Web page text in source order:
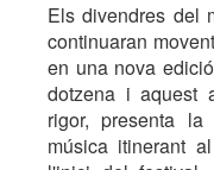
Els divendres del
continuaran
en una nova
dotzena i aquest
rigor, presenta
música itinerant